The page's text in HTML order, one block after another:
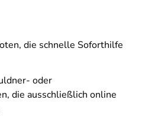
die schnelle Soforthilfe
oder
die ausschließlich online